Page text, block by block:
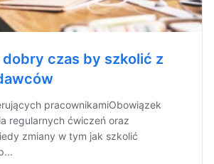
dobry czas by szkolić z
pracownikamiObowiązek
regularnych ćwiczeń oraz
zmiany w tym jak szkolić